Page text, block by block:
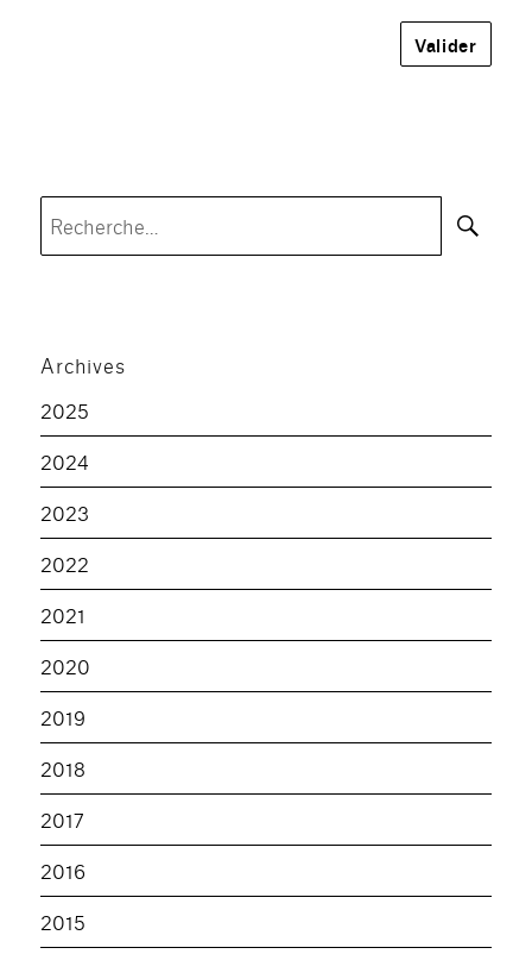
Archives
2025
2024
2023
2022
2021
2020
2019
2018
2017
2016
2015